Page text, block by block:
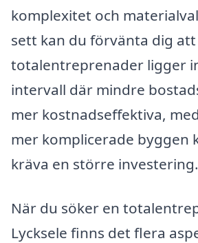
komplexitet och
sett kan du förvänta dig
totalentreprenader ligger
intervall där mindre
mer kostnadseffektiva,
mer komplicerade byggen
kräva en större investering.
När du söker en
Lycksele finns det flera